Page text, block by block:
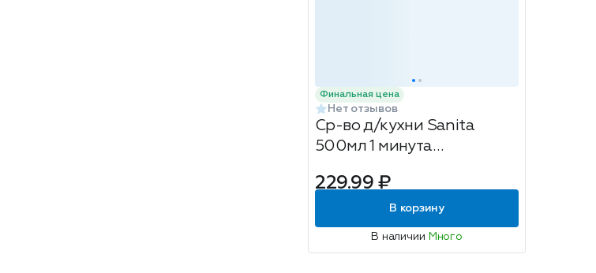
Финальная цена
Нет отзывов
Ср-во д/кухни Sanita
500мл 1 минута
Sanfor450
229.99 ₽
В корзину
В наличии Много